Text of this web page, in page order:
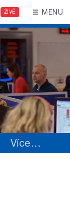
ŽIVĚ MENU
Více…